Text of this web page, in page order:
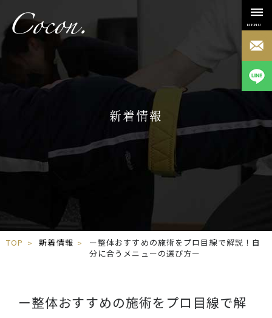
MENU
新着情報
TOP 新着情報
ー整体おすすめの施術をプロ目線で解説！自
分に合うメニューの選び方ー
ー整体おすすめの施術をプロ目線で解